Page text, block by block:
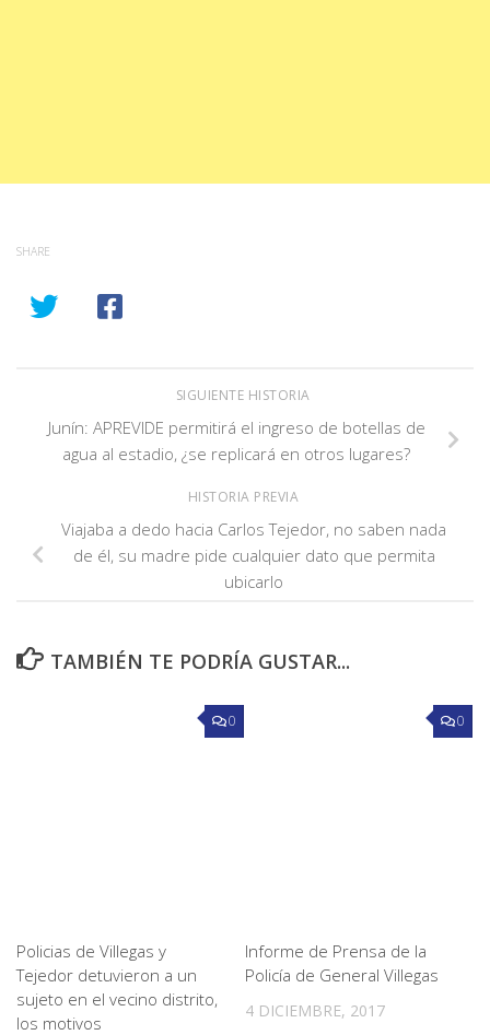
SHARE
SIGUIENTE HISTORIA
Junín: APREVIDE permitirá el ingreso de botellas de
agua al estadio, ¿se replicará en otros lugares?
HISTORIA PREVIA
Viajaba a dedo hacia Carlos Tejedor, no saben nada
de él, su madre pide cualquier dato que permita
ubicarlo
TAMBIÉN TE PODRÍA GUSTAR...
0
Policias de Villegas y
Tejedor detuvieron a un
sujeto en el vecino distrito,
los motivos
0
Informe de Prensa de la
Policía de General Villegas
4 DICIEMBRE, 2017